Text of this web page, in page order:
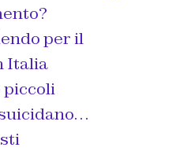
per il
Italia
piccoli